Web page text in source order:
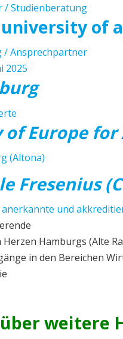
/ Studienberatung
of
/ Ansprechpartner
2025
Europe for
(Altona)
Fresenius
und
Hamburgs (Alte
in den Bereichen
weitere